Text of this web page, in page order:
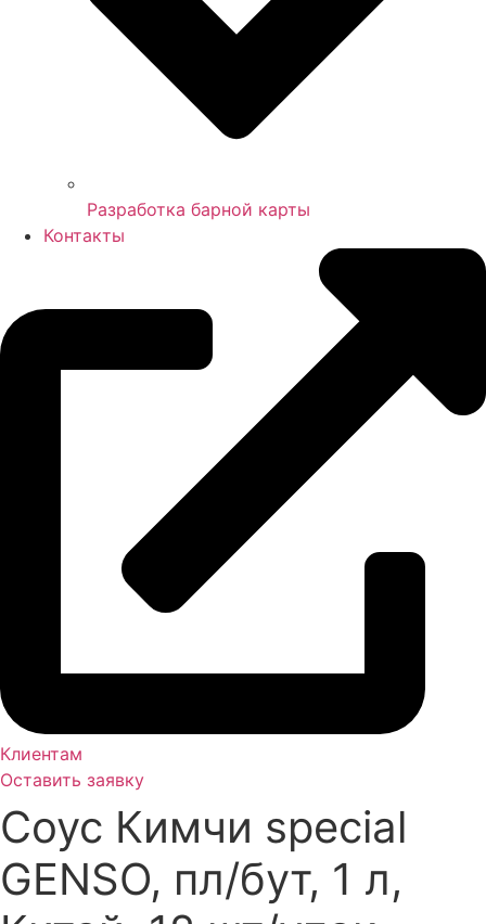
Разработка барной карты
Контакты
Клиентам
Оставить заявку
Соус Кимчи special
GENSO, пл/бут, 1 л,